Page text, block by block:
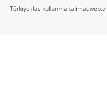
Türkiye ilac-kullanma-talimat.web.tr